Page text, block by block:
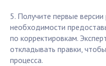
5. Получите первые
необходимости
по корректировкам.
откладывать правки,
процесса.